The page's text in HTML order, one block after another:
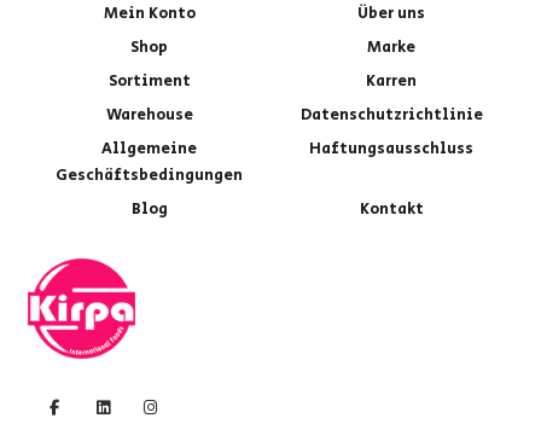
Mein Konto
Über uns
Shop
Marke
Sortiment
Karren
Warehouse
Datenschutzrichtlinie
Allgemeine
Geschäftsbedingungen
Haftungsausschluss
Blog Kontakt